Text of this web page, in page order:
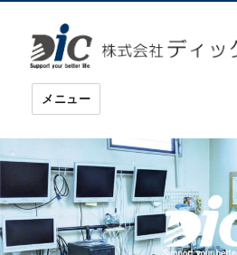
ディックナレッジテクノ
メニュー